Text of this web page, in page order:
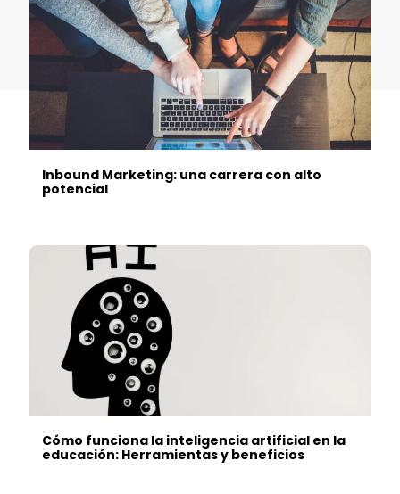
Inbound Marketing: una carrera con alto
potencial
Cómo funciona la inteligencia artificial en la
educación: Herramientas y beneficios